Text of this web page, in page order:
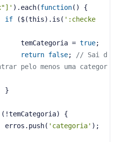
).each(function()
{
if ($(this).is( ':checke
                    temCategoria =
true;
return false;
// Sai d
pelo menos uma categor
                }
(!temCategoria) {
                erros.push(
'categoria' );